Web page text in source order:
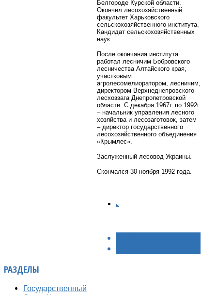
Белгороде Курской области.
Окончил лесохозяйственный
факультет Харьковского
сельскохозяйственного института.
Кандидат сельскохозяйственных
наук.
После окончания института
работал лесничим Бобровского
лесничества Алтайского края,
участковым
агролесомелиоратором, лесничим,
директором Верхнеднепровского
лесхоззага Днепропетровской
области. С декабря 1967г. по 1992г.
– начальник управления лесного
хозяйства и лесозаготовок, затем
– директор государственного
лесохозяйственного объединения
«Крымлес».
Заслуженный лесовод Украины.
Скончался 30 ноября 1992 года.
РАЗДЕЛЫ
Государственный